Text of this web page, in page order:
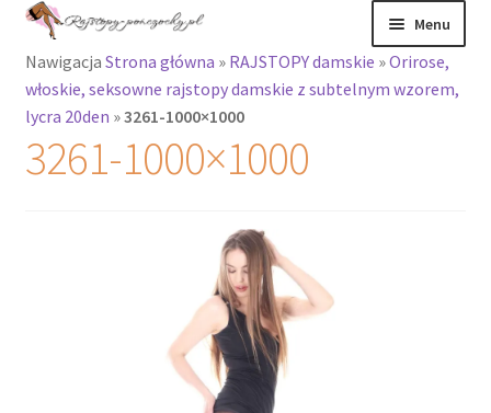
Przejdź
nawigacji
Przejdź
treści
Menu
Rajstopy
Rozwiń
menu
potomne
Nawigacja Strona główna » RAJSTOPY damskie »Orirose,
włoskie, seksowne rajstopy damskie z subtelnym wzorem,
lycra 20den »3261-1000×1000
3261-1000×1000